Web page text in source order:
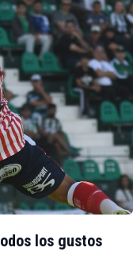
los gustos